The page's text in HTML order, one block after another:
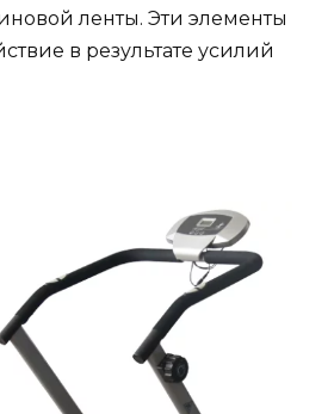
ленты. Эти элементы
в результате усилий